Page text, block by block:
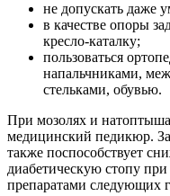
не допускать даже
в качестве опоры
кресло-каталку;
пользоваться
напальчниками,
стельками, обувью.
При мозолях и
медицинский педикюр.
также поспособствует
диабетическую стопу
препаратами следующих